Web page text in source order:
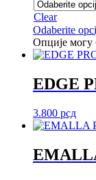
Clear
Odaberite
Опције могу
EDGE
3.800 рсд